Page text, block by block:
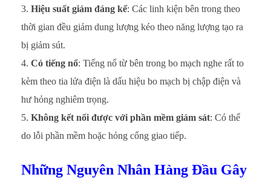
Hiệu suất giảm đáng kể: Các linh kiện bên trong theo
thời gian đều giảm dung lượng kéo theo năng lượng tạo ra
bị giảm sút.
Có tiếng nổ: Tiếng nổ từ bên trong bo mạch nghe rất to
kèm theo tia lửa điện là dấu hiệu bo mạch bị chập điện và
hư hỏng nghiêm trọng.
Không kết nối được với phần mềm giám sát: Có thể
do lỗi phần mềm hoặc hỏng cổng giao tiếp.
Những Nguyên Nhân Hàng Đầu Gây